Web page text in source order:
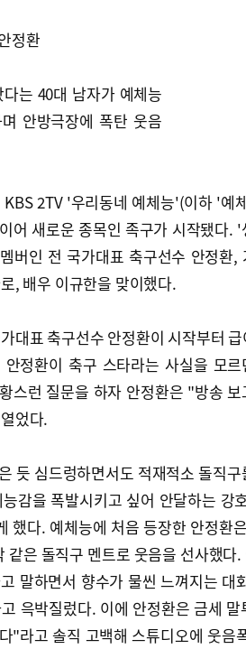
정환
는 40대 남자가 예체능
안방극장에 폭탄 웃음
KBS 2TV '우리동네 예체능'(이하 '예
어 새로운 종목인 족구가 시작됐다.
버인 전 국가대표 축구선수 안정환
, 배우 이규한을 맞이했다.
대표 축구선수 안정환이 시작부터
정환이 축구 스타라는 사실을 모
스런 질문을 하자 안정환은 "방송
었다.
듯 심드렁하면서도 적재적소 돌직
감을 폭발시키고 싶어 안달하는 강
했다. 예체능에 처음 등장한 안정환
같은 돌직구 멘트로 웃음을 선사했다
말하면서 향수가 물씬 느껴지는 대
윽박질렀다. 이에 안정환은 금세
"라고 솔직 고백해 스튜디오에 웃음